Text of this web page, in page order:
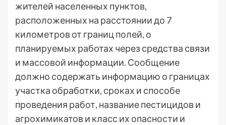
жителей населенных пунктов,
расположенных на расстоянии до 7
километров от границ полей, о
планируемых работах через средства связи
и массовой информации. Сообщение
должно содержать информацию о границах
участка обработки, сроках и способе
проведения работ, название пестицидов и
агрохимикатов и класс их опасности и